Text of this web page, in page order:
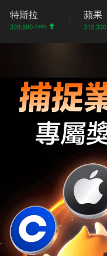
斯拉
2.83%
蘋果
313.330 0.29%